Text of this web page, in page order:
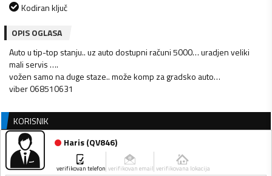
Kodiran ključ
OPIS OGLASA
Auto u tip-top stanju.. uz auto dostupni računi 5000… uradjen veliki
mali servis ….
vožen samo na duge staze.. može komp za gradsko auto…
viber 068510631
KORISNIK
Haris(QV846)
verifikovan telefon verifikovan email verifikovana lokacija